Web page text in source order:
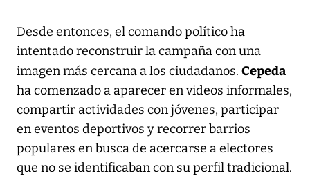
Desde entonces, el comando político ha
intentado reconstruir la campaña con una
imagen más cercana a los ciudadanos. Cepeda
ha comenzado a aparecer en videos informales,
compartir actividades con jóvenes, participar
en eventos deportivos y recorrer barrios
populares en busca de acercarse a electores
que no se identificaban con su perfil tradicional.